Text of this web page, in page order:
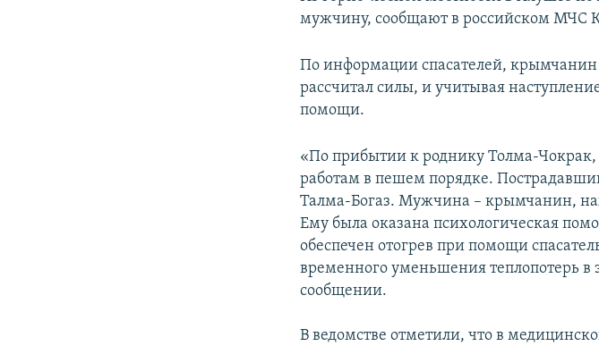
мужчину, сообщают в российском МЧС
По информации спасателей,
рассчитал силы, и учитывая
помощи.
«По прибытии к роднику Толма-
работам в пешем порядке.
Талма-Богаз. Мужчина – крымчанин,
Ему была оказана психологическая
обеспечен отогрев при помощи
временного уменьшения теплопотерь в
сообщении.
В ведомстве отметили, что в